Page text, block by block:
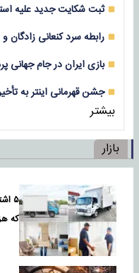
ثبت شکایت جدید علیه
رابطه سرد کنعانی زادگان
بازی‌ ایران در جام جهانی
جشن قهرمانی اینتر به
بیشتر
بازار
۵
که